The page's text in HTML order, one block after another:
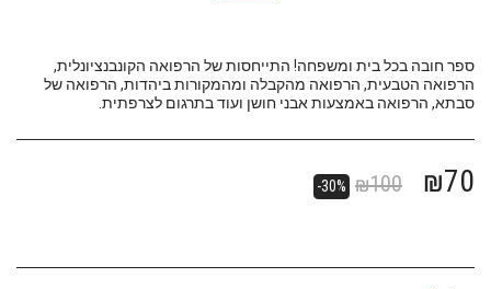
ספר חובה בכל בית ומשפחה! התייחסות של הרפואה הקונבנציונלית,
הרפואה הטבעית, הרפואה מהקבלה ומהמקורות ביהדות, הרפואה של
סבתא, הרפואה באמצעות אבני חושן ועוד בתרגום לצרפתית.
₪70
₪100
-30%